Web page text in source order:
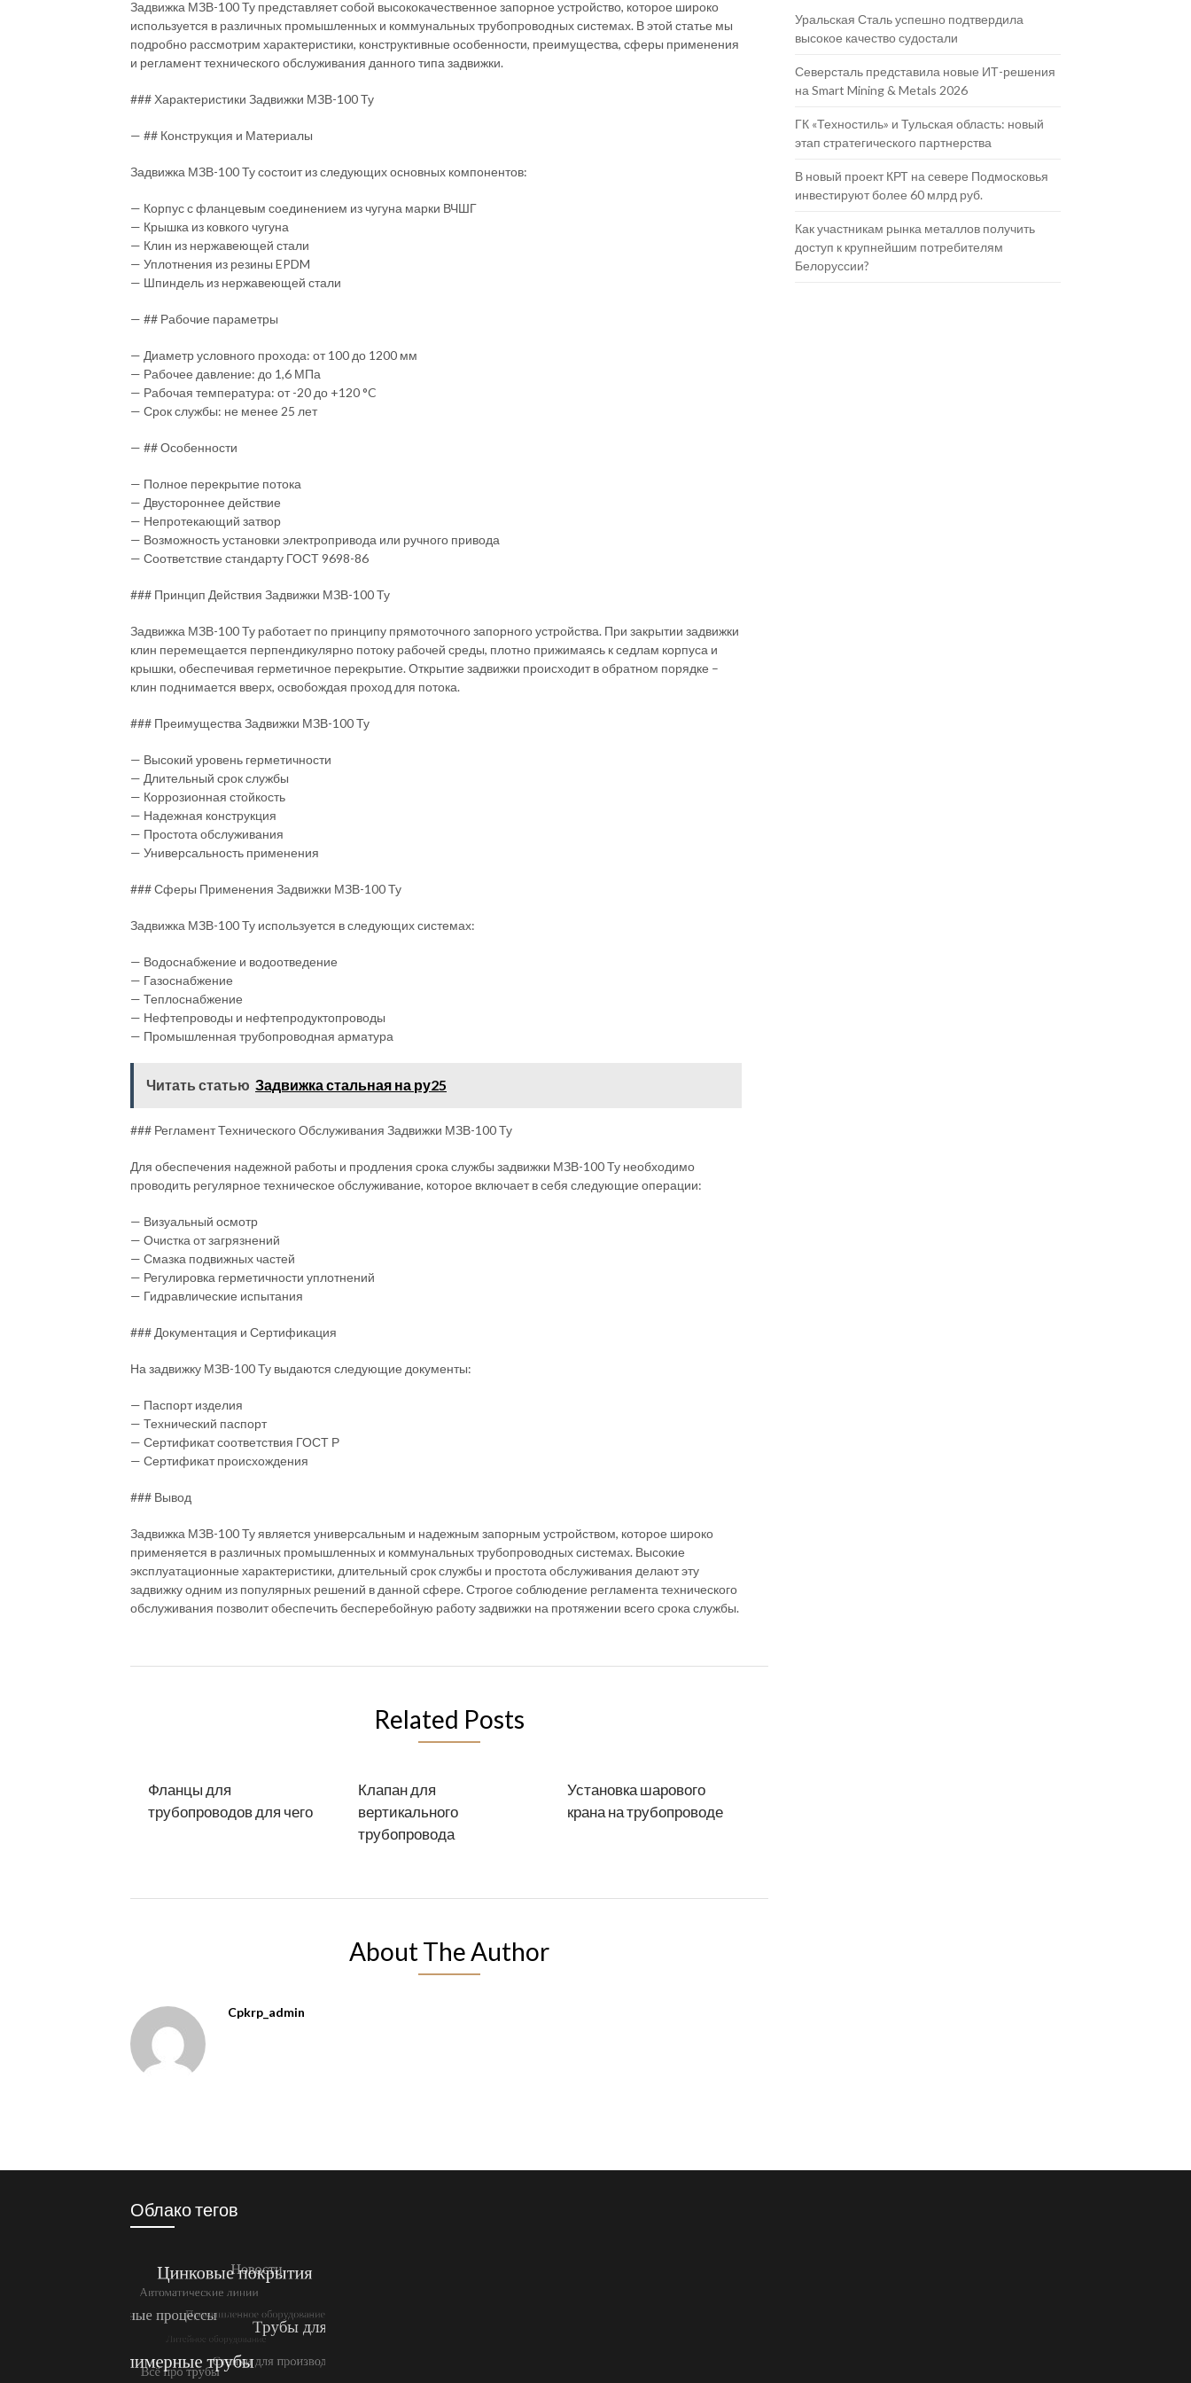
Задвижка МЗВ-100 Ту представляет собой высококачественное запорное устройство, которое широко
используется в различных промышленных и коммунальных трубопроводных системах. В этой статье мы
подробно рассмотрим характеристики, конструктивные особенности, преимущества, сферы применения
и регламент технического обслуживания данного типа задвижки.
### Характеристики Задвижки МЗВ-100 Ту
— ## Конструкция и Материалы
Задвижка МЗВ-100 Ту состоит из следующих основных компонентов:
— Корпус с фланцевым соединением из чугуна марки ВЧШГ
— Крышка из ковкого чугуна
— Клин из нержавеющей стали
— Уплотнения из резины EPDM
— Шпиндель из нержавеющей стали
— ## Рабочие параметры
— Диаметр условного прохода: от 100 до 1200 мм
— Рабочее давление: до 1,6 МПа
— Рабочая температура: от -20 до +120 °C
— Срок службы: не менее 25 лет
— ## Особенности
— Полное перекрытие потока
— Двустороннее действие
— Непротекающий затвор
— Возможность установки электропривода или ручного привода
— Соответствие стандарту ГОСТ 9698-86
### Принцип Действия Задвижки МЗВ-100 Ту
Задвижка МЗВ-100 Ту работает по принципу прямоточного запорного устройства. При закрытии задвижки
клин перемещается перпендикулярно потоку рабочей среды, плотно прижимаясь к седлам корпуса и
крышки, обеспечивая герметичное перекрытие. Открытие задвижки происходит в обратном порядке –
клин поднимается вверх, освобождая проход для потока.
### Преимущества Задвижки МЗВ-100 Ту
— Высокий уровень герметичности
— Длительный срок службы
— Коррозионная стойкость
— Надежная конструкция
— Простота обслуживания
— Универсальность применения
### Сферы Применения Задвижки МЗВ-100 Ту
Задвижка МЗВ-100 Ту используется в следующих системах:
— Водоснабжение и водоотведение
— Газоснабжение
— Теплоснабжение
— Нефтепроводы и нефтепродуктопроводы
— Промышленная трубопроводная арматура
Читать статью Задвижка стальная на ру25
### Регламент Технического Обслуживания Задвижки МЗВ-100 Ту
Для обеспечения надежной работы и продления срока службы задвижки МЗВ-100 Ту необходимо
проводить регулярное техническое обслуживание, которое включает в себя следующие операции:
— Визуальный осмотр
— Очистка от загрязнений
— Смазка подвижных частей
— Регулировка герметичности уплотнений
— Гидравлические испытания
### Документация и Сертификация
На задвижку МЗВ-100 Ту выдаются следующие документы:
— Паспорт изделия
— Технический паспорт
— Сертификат соответствия ГОСТ Р
— Сертификат происхождения
### Вывод
Задвижка МЗВ-100 Ту является универсальным и надежным запорным устройством, которое широко
применяется в различных промышленных и коммунальных трубопроводных системах. Высокие
эксплуатационные характеристики, длительный срок службы и простота обслуживания делают эту
задвижку одним из популярных решений в данной сфере. Строгое соблюдение регламента технического
обслуживания позволит обеспечить бесперебойную работу задвижки на протяжении всего срока службы.
Related Posts
Фланцы для
трубопроводов для чего
Клапан для
вертикального
трубопровода
Установка шарового
крана на трубопроводе
About The Author
Cpkrp_admin
Уральская Сталь успешно подтвердила
высокое качество судостали
Северсталь представила новые ИТ-решения
на Smart Mining & Metals 2026
ГК «Техностиль» и Тульская область: новый
этап стратегического партнерства
В новый проект КРТ на севере Подмосковья
инвестируют более 60 млрд руб.
Как участникам рынка металлов получить
доступ к крупнейшим потребителям
Белоруссии?
Облако тегов